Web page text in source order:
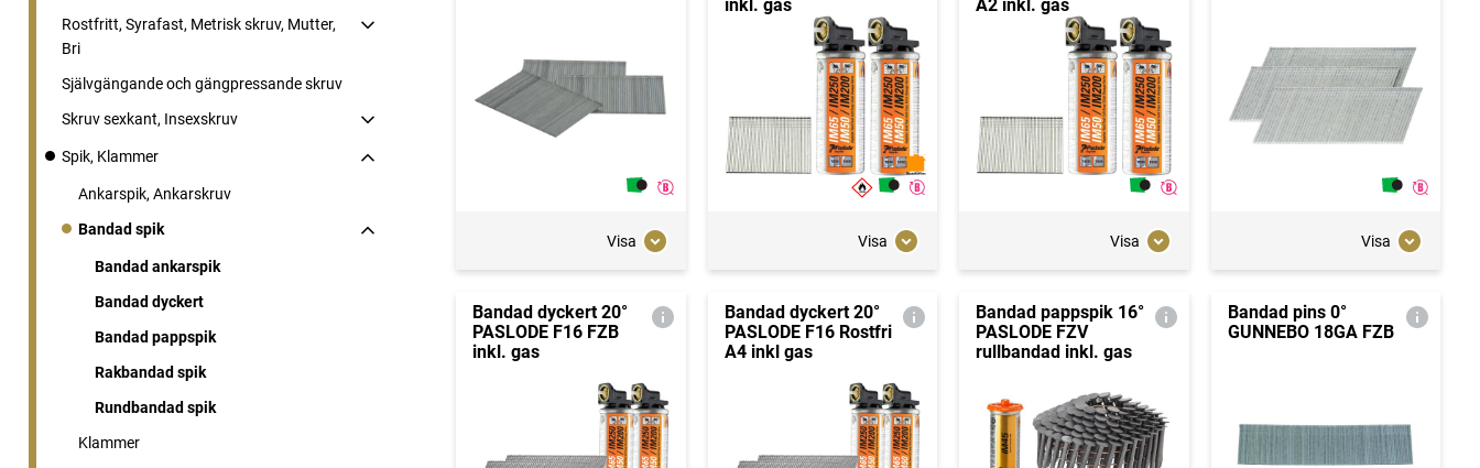
Rostfritt, Syrafast, Metrisk skruv, Mutter,
Bri
Självgängande och gängpressande skruv
Skruv sexkant, Insexskruv
Spik, Klammer
Ankarspik, Ankarskruv
Bandad spik
Bandad ankarspik
Bandad dyckert
Bandad pappspik
Rakbandad spik
Rundbandad spik
Klammer
Visa
inkl. gas
Visa
A2 inkl. gas
Visa Visa
Bandad dyckert 20°
PASLODE F16 FZB
inkl. gas
Bandad dyckert 20°
PASLODE F16 Rostfri
A4 inkl gas
Bandad pappspik 16°
PASLODE FZV
rullbandad inkl. gas
Bandad pins 0°
GUNNEBO 18GA FZB